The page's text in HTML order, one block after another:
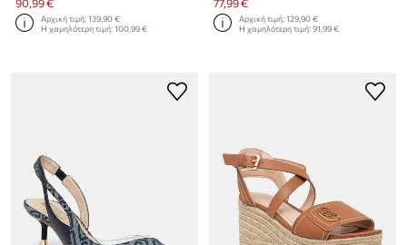
Αρχική τιμή:139,90 €
Η χαμηλότερη τιμή:100,99 €
Αρχική τιμή:129,90 €
Η χαμηλότερη τιμή:91,99 €